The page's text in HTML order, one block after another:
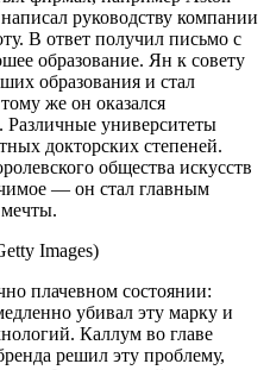
руководству компании
В ответ получил письмо с
образование. Ян к совету
образования и стал
же он оказался
Различные университеты
докторских степеней.
общества искусств
— он стал главным
Images)
плачевном состоянии:
убивал эту марку и
Каллум во главе
решил эту проблему,